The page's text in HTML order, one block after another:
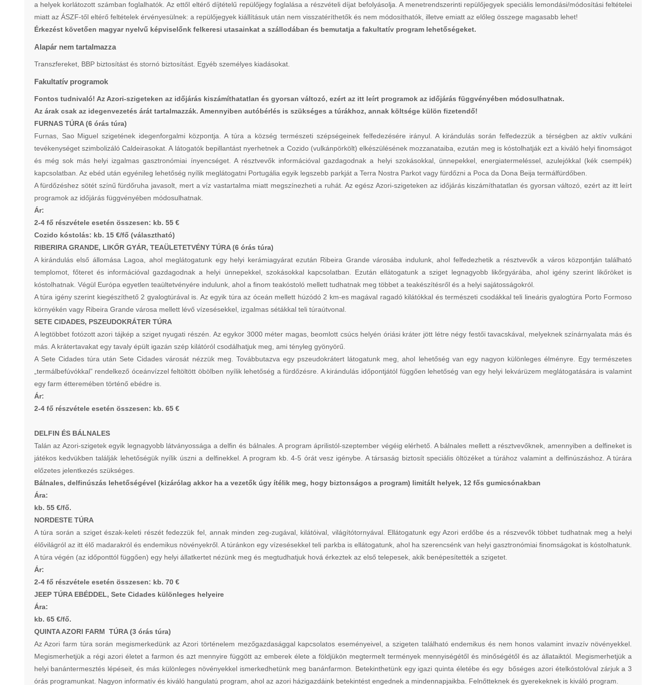
a helyek korlátozott számban foglalhatók. Az ettől eltérő díjtételű repülőjegy foglalása a részvételi díjat befolyásolja. A menetrendszerinti repülőjegyek speciális lemondási/módosítási feltételei
miatt az ÁSZF-től eltérő feltételek érvényesülnek: a repülőjegyek kiállításuk után nem visszatéríthetők és nem módosíthatók, illetve emiatt az előleg összege magasabb lehet!
Érkezést követően magyar nyelvű képviselőnk felkeresi utasainkat a szállodában és bemutatja a fakultatív program lehetőségeket.
Alapár nem tartalmazza
Transzfereket, BBP biztosítást és stornó biztosítást. Egyéb személyes kiadásokat.
Fakultatív programok
Fontos tudnivaló! Az Azori-szigeteken az időjárás kiszámíthatatlan és gyorsan változó, ezért az itt leírt programok az időjárás függvényében módosulhatnak.
Az árak csak az idegenvezetés árát tartalmazzák. Amennyiben autóbérlés is szükséges a túrákhoz, annak költsége külön fizetendő!
FURNAS TÚRA (6 órás túra)
Furnas, Sao Miguel szigetének idegenforgalmi központja. A túra a község természeti szépségeinek felfedezésére irányul. A kirándulás során felfedezzük a térségben az aktív vulkáni
tevékenységet szimbolizáló Caldeirasokat. A látogatók bepillantást nyerhetnek a Cozido (vulkánpörkölt) elkészülésének mozzanataiba, ezután meg is kóstolhatják ezt a kiváló helyi finomságot
és még sok más helyi izgalmas gasztronómiai ínyencséget. A résztvevők információval gazdagodnak a helyi szokásokkal, ünnepekkel, energiatermeléssel, azulejókkal (kék csempék)
kapcsolatban. Az ebéd után egyénileg lehetőség nyílik meglátogatni Portugália egyik legszebb parkját a Terra Nostra Parkot vagy fürdőzni a Poca da Dona Beija termálfürdőben.
A fürdőzéshez sötét színű fürdőruha javasolt, mert a víz vastartalma miatt megszínezheti a ruhát. Az egész Azori-szigeteken az időjárás kiszámíthatatlan és gyorsan változó, ezért az itt leírt
programok az időjárás függvényében módosulhatnak.
Ár:
2-4 fő részvétele esetén összesen: kb. 55 €
Cozido kóstolás: kb. 15 €/fő (választható)
RIBERIRA GRANDE, LIKŐR GYÁR, TEAÜLETETVÉNY TÚRA (6 órás túra)
A kirándulás első állomása Lagoa, ahol meglátogatunk egy helyi kerámiagyárat ezután Ribeira Grande városába indulunk, ahol felfedezhetik a résztvevők a város központján található
templomot, főteret és információval gazdagodnak a helyi ünnepekkel, szokásokkal kapcsolatban. Ezután ellátogatunk a sziget legnagyobb likőrgyárába, ahol igény szerint likőröket is
kóstolhatnak. Végül Európa egyetlen teaültetvényére indulunk, ahol a finom teakóstoló mellett tudhatnak meg többet a teakészítésről és a helyi sajátosságokról.
A túra igény szerint kiegészíthető 2 gyalogtúrával is. Az egyik túra az óceán mellett húzódó 2 km-es magával ragadó kilátókkal és természeti csodákkal teli lineáris gyalogtúra Porto Formoso
környékén vagy Ribeira Grande városa mellett lévő vízesésekkel, izgalmas sétákkal teli túraútvonal.
SETE CIDADES, PSZEUDOKRÁTER TÚRA
A legtöbbet fotózott azori tájkép a sziget nyugati részén. Az egykor 3000 méter magas, beomlott csúcs helyén óriási kráter jött létre négy festői tavacskával, melyeknek színárnyalata más és
más. A krátertavakat egy tavaly épült igazán szép kilátóról csodálhatjuk meg, ami tényleg gyönyörű.
A Sete Cidades túra után Sete Cidades városát nézzük meg. Továbbutazva egy pszeudokrátert látogatunk meg, ahol lehetőség van egy nagyon különleges élményre. Egy természetes
„termálbefúvókkal” rendelkező óceánvízzel feltöltött öbölben nyílik lehetőség a fürdőzésre. A kirándulás időpontjától függően lehetőség van egy helyi lekvárüzem meglátogatására is valamint
egy farm étteremében történő ebédre is.
Ár:
2-4 fő részvétele esetén összesen: kb. 65 €
DELFIN ÉS BÁLNALES
Talán az Azori-szigetek egyik legnagyobb látványossága a delfin és bálnales. A program áprilistól-szeptember végéig elérhető. A bálnales mellett a résztvevőknek, amennyiben a delfineket is
játékos kedvükben találják lehetőségük nyílik úszni a delfinekkel. A program kb. 4-5 órát vesz igénybe. A társaság biztosít speciális öltözéket a túrához valamint a delfinúszáshoz. A túrára
előzetes jelentkezés szükséges.
Bálnales, delfinúszás lehetőségével (kizárólag akkor ha a vezetők úgy ítélik meg, hogy biztonságos a program) limitált helyek, 12 fős gumicsónakban
Ára:
kb. 55 €/fő.
NORDESTE TÚRA
A túra során a sziget észak-keleti részét fedezzük fel, annak minden zeg-zugával, kilátóival, világítótornyával. Ellátogatunk egy Azori erdőbe és a részvevők többet tudhatnak meg a helyi
élővilágról az itt élő madarakról és endemikus növényekről. A túránkon egy vízesésekkel teli parkba is ellátogatunk, ahol ha szerencsénk van helyi gasztronómiai finomságokat is kóstolhatunk.
A túra végén (az időponttól függően) egy helyi állatkertet nézünk meg és megtudhatjuk hová érkeztek az első telepesek, akik benépesítették a szigetet.
Ár:
2-4 fő részvétele esetén összesen: kb. 70 €​
JEEP TÚRA EBÉDDEL, Sete Cidades különleges helyeire
Ára:
kb. 65 €/fő.
QUINTA AZORI FARM TÚRA (3 órás túra)
Az Azori farm túra során megismerkedünk az Azori történelem mezőgazdasággal kapcsolatos eseményeivel, a szigeten található endemikus és nem honos valamint invazív növényekkel.
Megismerhetjük a régi azori életet a farmon és azt mennyire függött az emberek élete a földjükön megtermelt termények mennyiségétől és minőségétől és az állataiktól. Megismerhetjük a
helyi banántermesztés lépéseit, és más különleges növényekkel ismerkedhetünk meg banánfarmon. Betekinthetünk egy igazi quinta életébe és egy bőséges azori ételkóstolóval zárjuk a 3
órás programunkat. Nagyon informatív és kiváló hangulatú program, ahol az azori házigazdáink betekintést engednek a mindennapjaikba. Felnőtteknek és gyerekeknek is kiváló program.